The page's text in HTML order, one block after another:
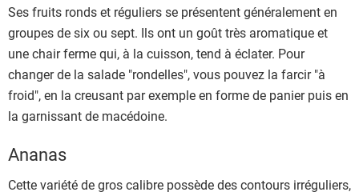
Ses fruits ronds et réguliers se présentent généralement en
groupes de six ou sept. Ils ont un goût très aromatique et
une chair ferme qui, à la cuisson, tend à éclater. Pour
changer de la salade "rondelles", vous pouvez la farcir "à
froid", en la creusant par exemple en forme de panier puis en
la garnissant de macédoine.
Ananas
Cette variété de gros calibre possède des contours irréguliers,